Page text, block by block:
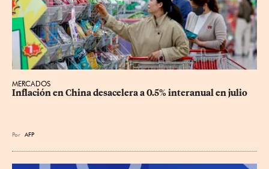
MERCADOS
Inflación en China desacelera a 0.5% interanual en julio
Por AFP